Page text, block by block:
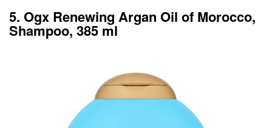
5. Ogx Renewing Argan Oil of Morocco,
Shampoo, 385 ml